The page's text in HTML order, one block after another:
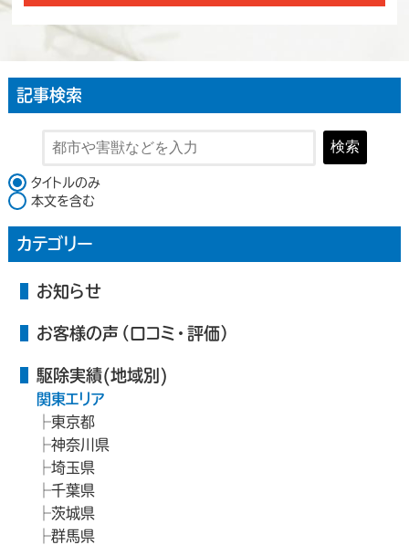
記事検索
検索
検索対象
タイトルのみ
本文を含む
カテゴリー
お知らせ
お客様の声（口コミ・評価）
駆除実績(地域別)
関東エリア
東京都
神奈川県
埼玉県
千葉県
茨城県
群馬県